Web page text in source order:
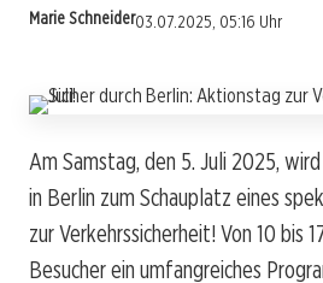
Marie Schneider03.07.2025, 05:16 Uhr
Am Samstag, den 5. Juli 2025,
in Berlin zum Schauplatz eines
zur Verkehrssicherheit! Von 10 bis
Besucher ein umfangreiches